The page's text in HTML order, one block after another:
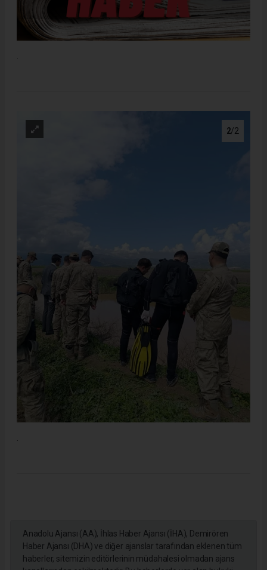
2/2
.
Anadolu Ajansı (AA), İhlas Haber Ajansı (İHA), Demirören
Haber Ajansı (DHA) ve diğer ajanslar tarafından eklenen tüm
haberler, sitemizin editörlerinin müdahalesi olmadan ajans